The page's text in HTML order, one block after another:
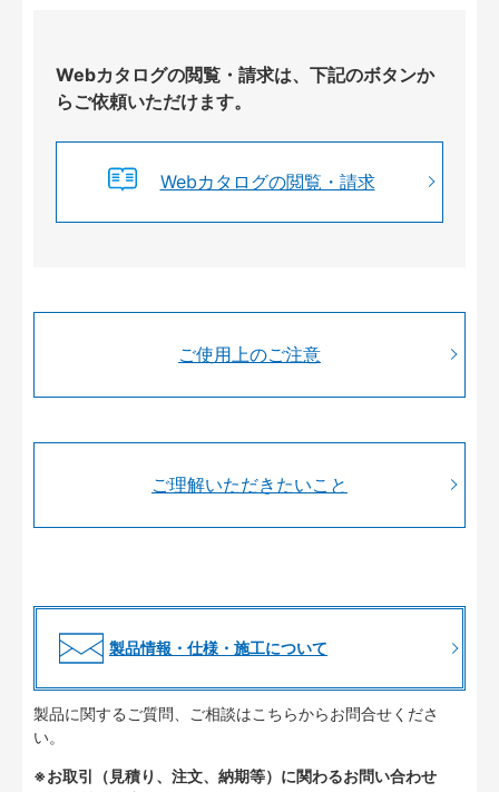
Webカタログの閲覧・請求は、下記のボタンか
らご依頼いただけます。
Webカタログの閲覧・請求
ご使用上のご注意
ご理解いただきたいこと
製品情報・仕様・施工について
製品に関するご質問、ご相談はこちらからお問合せくださ
い。
※お取引（見積り、注文、納期等）に関わるお問い合わせ